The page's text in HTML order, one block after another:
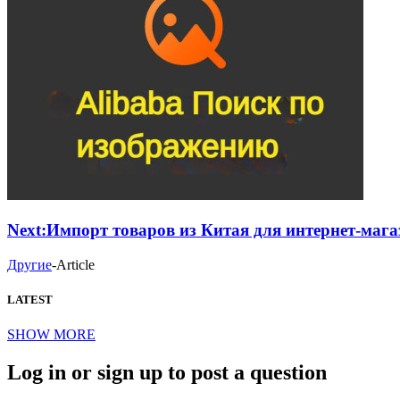
Next:Импорт товаров из Китая для интернет-
Другие-Article
LATEST
SHOW MORE
Log in or sign up to post a question